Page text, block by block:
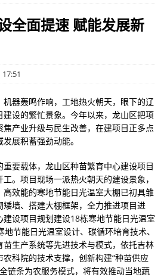
全面提速 赋能发展新
器轰鸣作响，工地热火朝天，眼下的辽
设的繁忙景象。今年以来，龙山区把项
焦产业升级与民生改善，在建项目正多点
展积蓄强劲动能。
要载体，龙山区种苗繁育中心建设项目
。项目现场一派热火朝天的建设景象，
效能的寒地节能日光温室大棚已初具雏
墙、搭建大棚框架，全力推进项目进
设项目规划建设18栋寒地节能日光温室
节能日光温室设计、碳循环培育技术、
生产系统等先进技术与模式，依托吉林
科院的技术支撑，创新构建“种苗供应
链条为农服务模式，将有效推动当地蔬